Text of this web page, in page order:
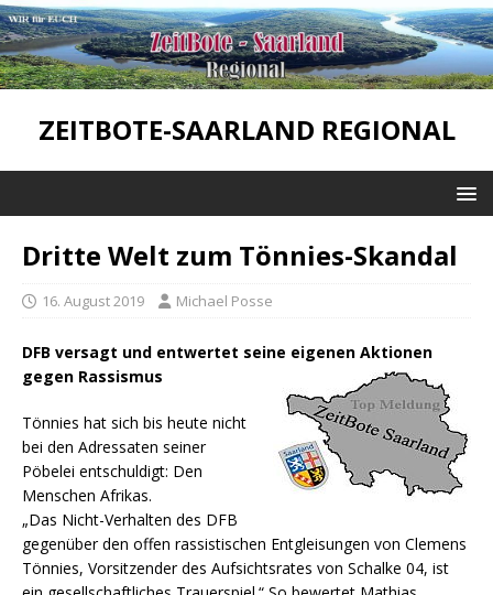
ZEITBOTE-SAARLAND REGIONAL
Dritte Welt zum Tönnies-Skandal
16. August 2019 Michael Posse
DFB versagt und entwertet seine eigenen Aktionen
gegen Rassismus
Tönnies hat sich bis heute nicht
bei den Adressaten seiner
Pöbelei entschuldigt: Den
Menschen Afrikas.
„Das Nicht-Verhalten des DFB
gegenüber den offen rassistischen Entgleisungen von Clemens
Tönnies, Vorsitzender des Aufsichtsrates von Schalke 04, ist